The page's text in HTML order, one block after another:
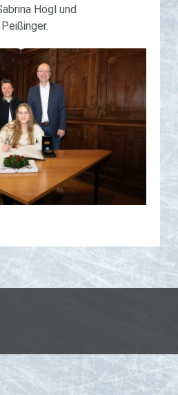
Högl und